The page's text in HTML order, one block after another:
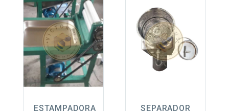
ESTAMPADORA SEPARADOR